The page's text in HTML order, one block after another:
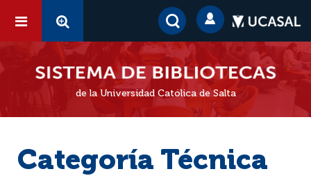
de la Universidad Católica de Salta
Categoría Técnica